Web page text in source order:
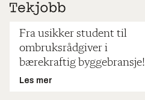
Fra usikker student til
ombruksrådgiver i
bærekraftig byggebransje!
Les mer